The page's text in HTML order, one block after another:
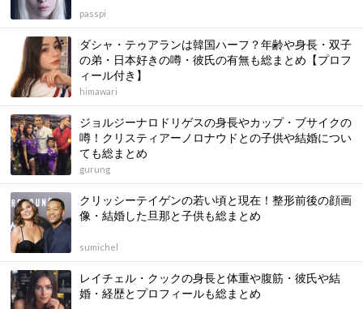
passpi
ダシャ・テゥアランは韓国ハーフ？年齢や身長・双子
の弟・日本好きの噂・彼氏の有無も総まとめ【プロフ
ィール付き】
himawari
ジョルジーナロドリゲスの身長やカップ・ブサイクの
噂！クリスティアーノロナウドとの子供や結婚につい
ても総まとめ
gurung
クリッシーテイゲンの若い頃と現在！整形前後の顔画
像・結婚した旦那と子供も総まとめ
sumichel
レイチェル・クックの身長と体重や腹筋・彼氏や結
婚・経歴とプロフィールも総まとめ